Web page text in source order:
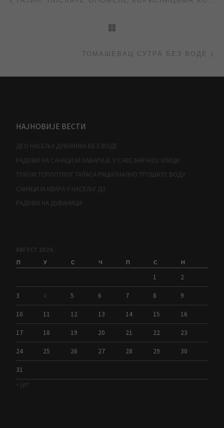
ТОМАШЕВАЦ СУТРА БЕЗ ВОДЕ
НАЈНОВИЈЕ ВЕСТИ
ДЕО НАСЕЉА ДУВАНИКА БЕЗ ВОДЕ
РАДОВИ НА САНАЦИЈИ ХАВАРИЈЕ У САВЕЗНИЧКОЈ УЛИЦИ
ТОКОМ ТОПЛОТНОГ ТАЛАСА РАЦИОНАЛНО ТРОШИТЕ ВОДУ
САНАЦИЈА КВАРА У НАСЕЉУ Д3
РАДОВИ НА ДУВАНИЦИ
АВГУСТ 2026.
П У С Ч П С Н
1 2
3 4 5 6 7 8 9
10 11 12 13 14 15 16
17 18 19 20 21 22 23
24 25 26 27 28 29 30
31
« јул